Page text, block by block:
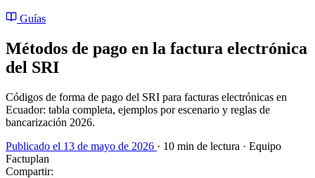
Guías
Métodos de pago en la factura electrónica
del SRI
Códigos de forma de pago del SRI para facturas electrónicas en
Ecuador: tabla completa, ejemplos por escenario y reglas de
bancarización 2026.
Publicado el 13 de mayo de 2026 · 10 min de lectura · Equipo
Factuplan
Compartir: